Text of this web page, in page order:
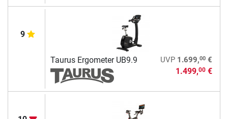
9
Taurus Ergometer UB9.9 UVP 1.699,00€
1.499,00€